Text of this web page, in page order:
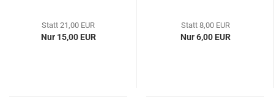
Statt 21,00 EUR
Nur 15,00 EUR
Statt 8,00 EUR
Nur 6,00 EUR